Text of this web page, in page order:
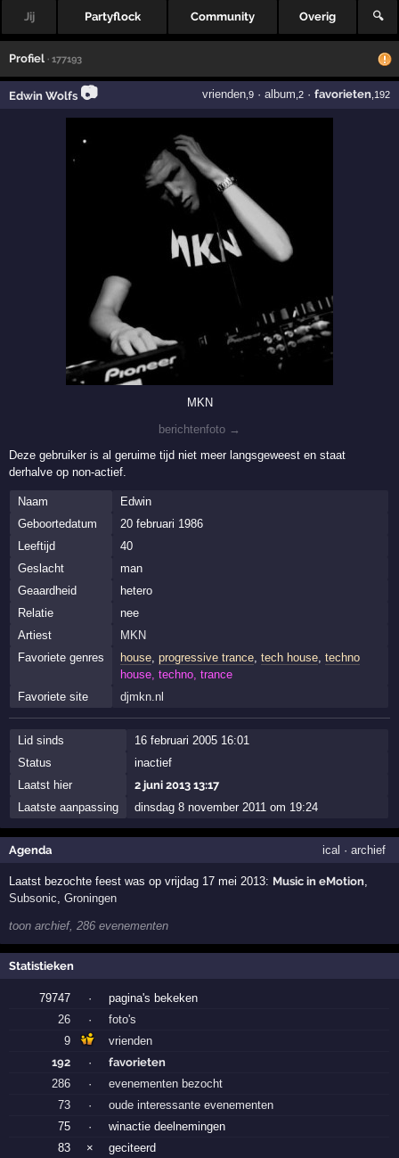
Jij Partyflock Community Overig 🔍
Profiel · 177193
Edwin Wolfs 📷 vrienden,9· album ,2· favorieten,192
MKN
berichtenfoto →
Deze gebruiker is al geruime tijd niet meer langsgeweest en staat
derhalve op non-actief.
Naam
Edwin
Geboortedatum
20 februari 1986
Leeftijd
40
Geslacht
man
Geaardheid
hetero
Relatie
nee
Artiest
MKN
Favoriete genres
house, progressive trance, tech house, techno
house, techno, trance
Favoriete site
djmkn.nl
Lid sinds
16 februari 2005 16:01
Status
inactief
Laatst hier
2 juni 2013 13:17
Laatste aanpassing
dinsdag 8 november 2011 om 19:24
Agenda ical · archief
Laatst bezochte feest was op vrijdag 17 mei 2013: Music in eMotion
Subsonic ,Groningen
toon archief, 286 evenementen
Statistieken
79747 ·
pagina's bekeken
26
·
foto's
9
vrienden
192
·
favorieten
286
·
evenementen bezocht
73
·
oude interessante evenementen
75
·
winactie deelnemingen
83
×
geciteerd